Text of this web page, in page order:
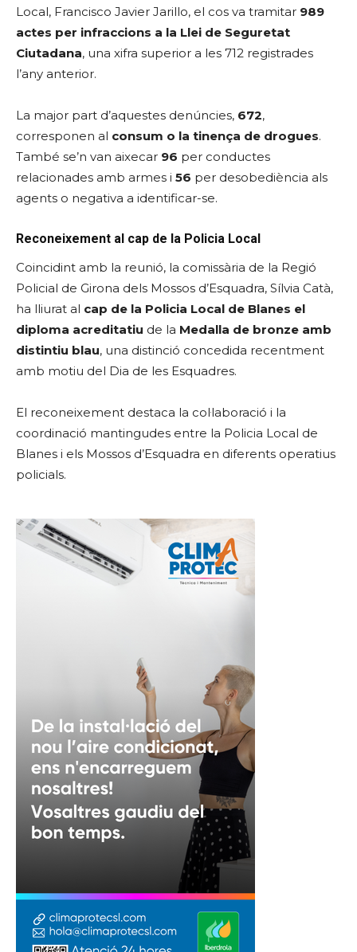
Local, Francisco Javier Jarillo, el cos va tramitar 989
actes per infraccions a la Llei de Seguretat
Ciutadana, una xifra superior a les 712 registrades
l’any anterior.
La major part d’aquestes denúncies, 672,
corresponen al consum o la tinença de drogues.
També se’n van aixecar 96 per conductes
relacionades amb armes i 56 per desobediència als
agents o negativa a identificar-se.
Reconeixement al cap de la Policia Local
Coincidint amb la reunió, la comissària de la Regió
Policial de Girona dels Mossos d’Esquadra, Sílvia Catà,
ha lliurat al cap de la Policia Local de Blanes el
diploma acreditatiu de la Medalla de bronze amb
distintiu blau, una distinció concedida recentment
amb motiu del Dia de les Esquadres.
El reconeixement destaca la col·laboració i la
coordinació mantingudes entre la Policia Local de
Blanes i els Mossos d’Esquadra en diferents operatius
policials.